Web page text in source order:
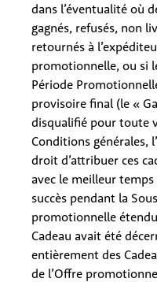
dans l’éventualité où
gagnés, refusés, non
retournés à
promotionnelle, ou si
Période
provisoire final (le «
disqualifié pour toute
Conditions générales,
droit d’attribuer ces
avec le meilleur
succès pendant la
promotionnelle
Cadeau avait été
entièrement des
de l’Offre